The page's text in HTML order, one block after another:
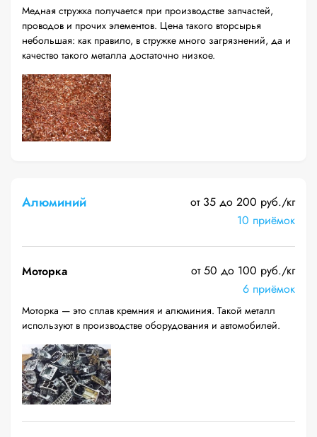
Медная стружка получается при производстве запчастей,
проводов и прочих элементов. Цена такого вторсырья
небольшая: как правило, в стружке много загрязнений, да и
качество такого металла достаточно низкое.
Алюминий
от 35 до 200 руб./кг
10 приёмок
Моторка
от 50 до 100 руб./кг
6 приёмок
Моторка — это сплав кремния и алюминия. Такой металл
используют в производстве оборудования и автомобилей.